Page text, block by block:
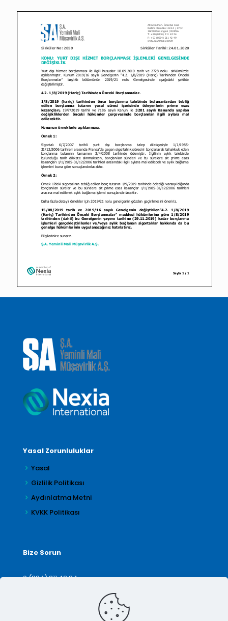
Yasal Zorunluluklar
Yasal
Gizlilik Politikası
Aydınlatma Metni
KVKK Politikası
Bize Sorun
0 (224) 211 42 24